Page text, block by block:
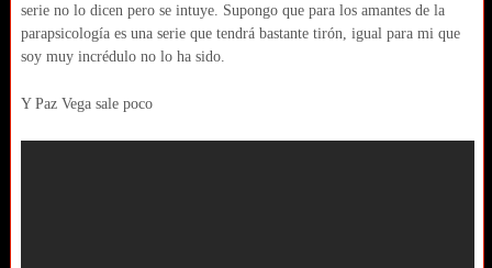
serie no lo dicen pero se intuye. Supongo que para los amantes de la
parapsicología es una serie que tendrá bastante tirón, igual para mi que
soy muy incrédulo no lo ha sido.
Y Paz Vega sale poco